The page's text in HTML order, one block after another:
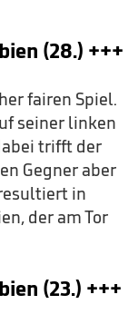
(28.) +++
fairen Spiel.
seiner linken
trifft der
Gegner aber
in
der am Tor
(23.) +++